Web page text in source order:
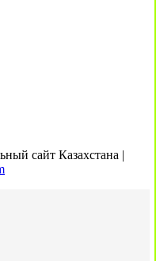
сайт Казахстана |